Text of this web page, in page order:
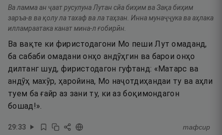
Ва ламма ан ҷаат русулуна Лутан сйа биҳим ва Зақа биҳим
заръа-в ва қолу ла тахаф ва ла таҳзан. Инна мунаҷҷука ва аҳлака
илламраатака канат мина-л ғобирӣн.
Ва вақте ки фиристодагони Мо пеши Лут омаданд,
ба сабаби омадани онҳо андӯҳгин ва барои онҳо
дилтанг шуд, фиристодагон гуфтанд: «Матарс ва
андӯҳ махӯр, ҳаройина, Мо наҷотдиҳандаи ту ва аҳли
туем ба ғайр аз зани ту, ки аз боқимондагон
бошад!».
29:33 тафсир